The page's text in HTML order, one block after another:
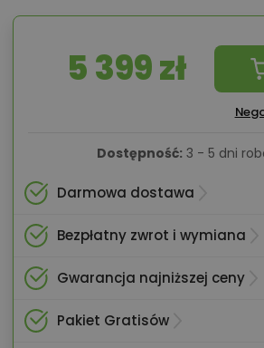
5 399 zł
Dostępność: 3 - 5 dni
Darmowa dostawa
Bezpłatny zwrot i wymiana
Gwarancja najniższej ceny
Pakiet Gratisów